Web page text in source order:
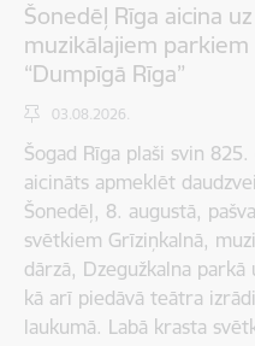
Šonedēļ Rīga aicina
muzikālajiem
“Dumpīgā Rīga”
03.08.2026.
Šogad Rīga plaši svin
aicināts apmeklēt
Šonedēļ, 8. augustā,
svētkiem Grīziņkalnā,
dārzā, Dzegužkalna
kā arī piedāvā teātra
laukumā. Labā krasta